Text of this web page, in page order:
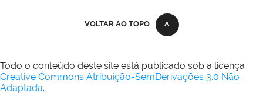
VOLTAR AO TOPO
Todo o conteúdo deste site está publicado sob a licença
Creative Commons Atribuição-SemDerivações 3.0 Não
Adaptada.